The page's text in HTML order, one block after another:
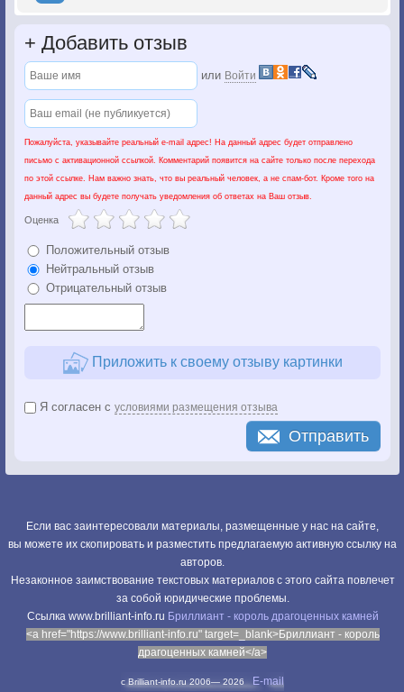
+ Добавить отзыв
или Войти
Пожалуйста, указывайте реальный e-mail адрес! На данный адрес будет отправлено
письмо с активационной ссылкой. Комментарий появится на сайте только после перехода
по этой ссылке. Нам важно знать, что вы реальный человек, а не спам-бот. Кроме того на
данный адрес вы будете получать уведомления об ответах на Ваш отзыв.
Оценка
Положительный отзыв
Нейтральный отзыв
Отрицательный отзыв
Приложить к своему отзыву картинки
Я согласен с условиями размещения отзыва
Отправить
Если вас заинтересовали материалы, размещенные у нас на сайте,
вы можете их скопировать и разместить предлагаемую активную ссылку на
авторов.
Незаконное заимствование текстовых материалов с этого сайта повлечет
за собой юридические проблемы.
Cсылка www.brilliant-info.ru Бриллиант - король драгоценных камней
<a href="https://www.brilliant-info.ru" target=_blank>Бриллиант - король
драгоценных камней</a>
c Brilliant-info.ru 2006— 2026 E-mail